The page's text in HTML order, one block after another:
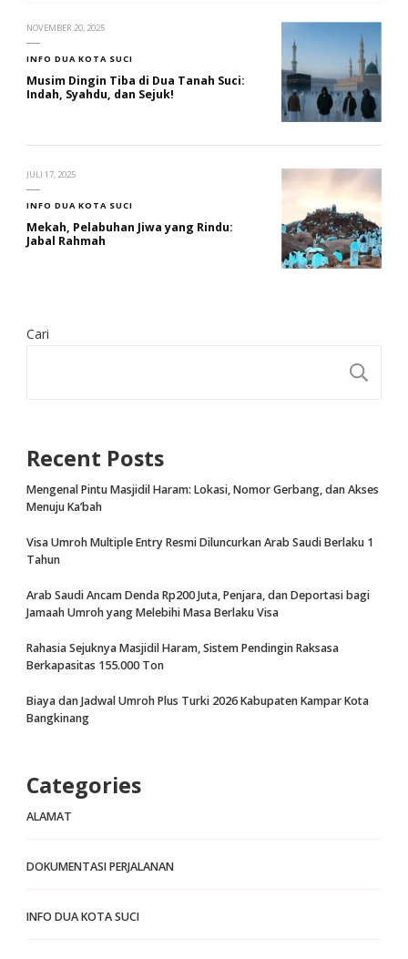
NOVEMBER 20, 2025
INFO DUA KOTA SUCI
Musim Dingin Tiba di Dua Tanah Suci:
Indah, Syahdu, dan Sejuk!
JULI 17, 2025
INFO DUA KOTA SUCI
Mekah, Pelabuhan Jiwa yang Rindu:
Jabal Rahmah
Cari
Recent Posts
Mengenal Pintu Masjidil Haram: Lokasi, Nomor Gerbang, dan Akses
Menuju Ka’bah
Visa Umroh Multiple Entry Resmi Diluncurkan Arab Saudi Berlaku 1
Tahun
Arab Saudi Ancam Denda Rp200 Juta, Penjara, dan Deportasi bagi
Jamaah Umroh yang Melebihi Masa Berlaku Visa
Rahasia Sejuknya Masjidil Haram, Sistem Pendingin Raksasa
Berkapasitas 155.000 Ton
Biaya dan Jadwal Umroh Plus Turki 2026 Kabupaten Kampar Kota
Bangkinang
Categories
ALAMAT
DOKUMENTASI PERJALANAN
INFO DUA KOTA SUCI